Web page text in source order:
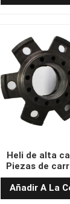
Heli de alta
Piezas de
Drive Wheel Hub
02031
Añadir A La